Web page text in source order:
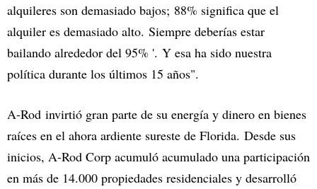
alquileres son demasiado bajos; 88% significa que el
alquiler es demasiado alto. Siempre deberías estar
bailando alrededor del 95% '. Y esa ha sido nuestra
política durante los últimos 15 años".
A-Rod invirtió gran parte de su energía y dinero en bienes
raíces en el ahora ardiente sureste de Florida. Desde sus
inicios, A-Rod Corp acumuló acumulado una participación
en más de 14.000 propiedades residenciales y desarrolló